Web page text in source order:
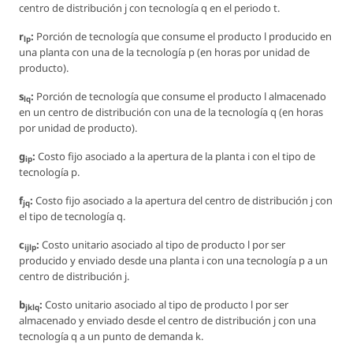
centro de distribución j con tecnología q en el periodo t.
rlp: Porción de tecnología que consume el producto l producido en
una planta con una de la tecnología p (en horas por unidad de
producto).
slq: Porción de tecnología que consume el producto l almacenado
en un centro de distribución con una de la tecnología q (en horas
por unidad de producto).
gip: Costo fijo asociado a la apertura de la planta i con el tipo de
tecnología p.
fjq: Costo fijo asociado a la apertura del centro de distribución j con
el tipo de tecnología q.
cijlp: Costo unitario asociado al tipo de producto l por ser
producido y enviado desde una planta i con una tecnología p a un
centro de distribución j.
bjklq: Costo unitario asociado al tipo de producto l por ser
almacenado y enviado desde el centro de distribución j con una
tecnología q a un punto de demanda k.